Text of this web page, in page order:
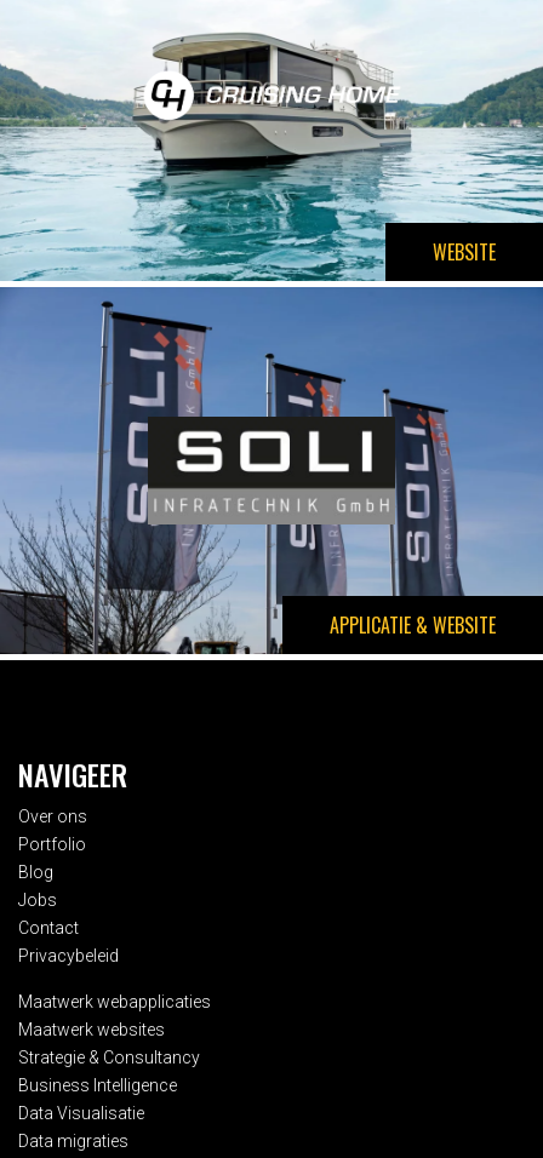
WEBSITE
APPLICATIE & WEBSITE
NAVIGEER
Over ons
Portfolio
Blog
Jobs
Contact
Privacybeleid
Maatwerk webapplicaties
Maatwerk websites
Strategie & Consultancy
Business Intelligence
Data Visualisatie
Data migraties